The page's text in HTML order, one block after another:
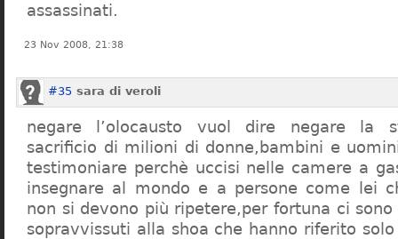
assassinati.
23 Nov 2008, 21:38
#35 sara di veroli
negare l’olocausto vuol dire negare la
sacrificio di milioni di donne,bambini e
testimoniare perchè uccisi nelle camere a
insegnare al mondo e a persone come lei
non si devono più ripetere,per fortuna ci
sopravvissuti alla shoa che hanno riferito